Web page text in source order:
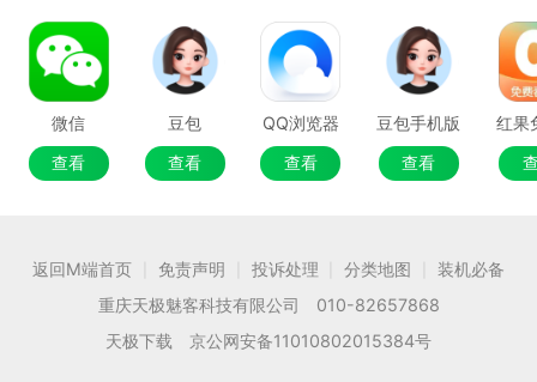
微信
查看
豆包
查看
QQ浏览器
查看
豆包手机版
查看
返回M端首页 免责声明 投诉处理 分类地图
装机必备
重庆天极魅客科技有限公司 010-82657868
天极下载 京公网安备11010802015384号